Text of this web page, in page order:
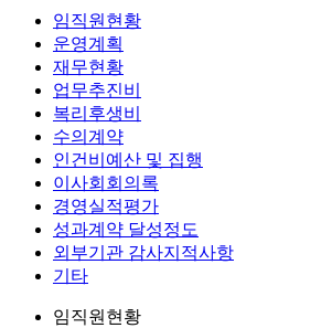
임직원현황
운영계획
재무현황
업무추진비
복리후생비
수의계약
인건비예산 및 집행
이사회회의록
경영실적평가
성과계약 달성정도
외부기관 감사지적사항
기타
임직원현황